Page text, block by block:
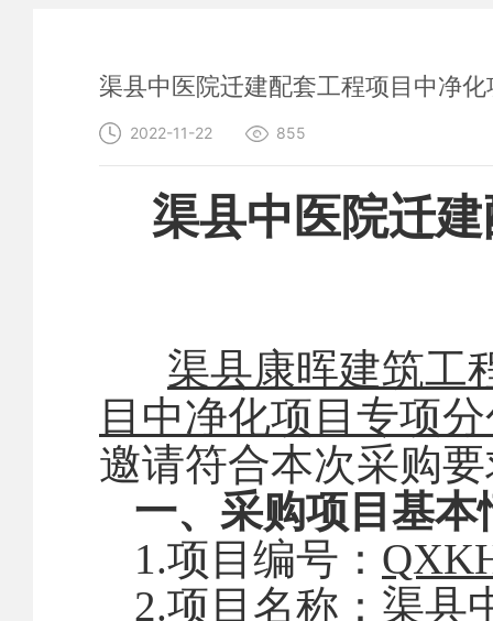
渠县中医院迁建配套工程项目中净
2022-11-22 855
渠县中医院迁
渠县康晖建筑工
目中净化项目专项
邀请符合本次采购
一、采购项目基本
1.项目编号：
2.项目名称： 渠县